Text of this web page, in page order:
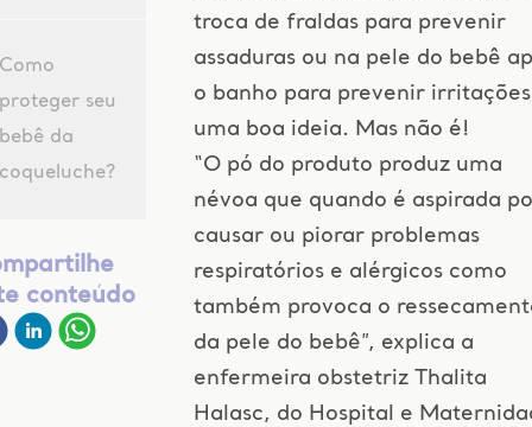
Como
proteger seu
bebê da
coqueluche?
conteúdo
troca de fraldas para prevenir
assaduras ou na pele do bebê
o banho para prevenir
uma boa ideia. Mas não é!
“O pó do produto produz uma
névoa que quando é aspirada
causar ou piorar problemas
respiratórios e alérgicos como
também provoca o
da pele do bebê”, explica a
enfermeira obstetriz Thalita
Halasc, do Hospital e